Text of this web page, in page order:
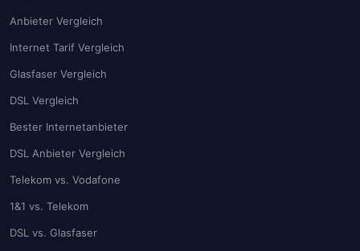
Anbieter Vergleich
Internet Tarif Vergleich
Glasfaser Vergleich
DSL Vergleich
Bester Internetanbieter
DSL Anbieter Vergleich
Telekom vs. Vodafone
1&1 vs. Telekom
DSL vs. Glasfaser